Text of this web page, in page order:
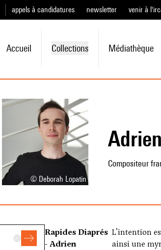
appels à candidatures newsletter venir à
Accueil Collections Médiathèque
© Deborah Lopatin
Compositeur
Rapides Diaprés
- Adrien
L’intention
ainsi une